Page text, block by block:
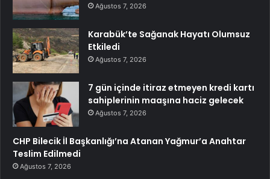
Ağustos 7, 2026
Karabük’te Sağanak Hayatı Olumsuz
Etkiledi
Ağustos 7, 2026
7 gün içinde itiraz etmeyen kredi kartı
sahiplerinin maaşına haciz gelecek
Ağustos 7, 2026
CHP Bilecik İl Başkanlığı’na Atanan Yağmur’a Anahtar
Teslim Edilmedi
Ağustos 7, 2026